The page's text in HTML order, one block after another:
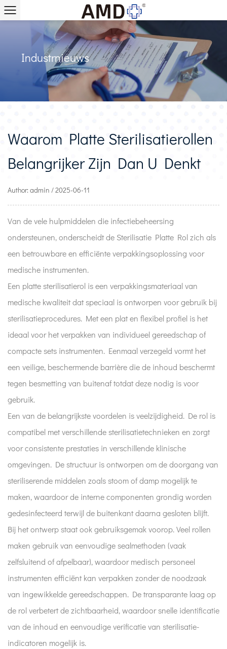
Industrnieuws
Waarom Platte Sterilisatierollen
Belangrijker Zijn Dan U Denkt
Author: admin / 2025-06-11
Van de vele hulpmiddelen die infectiebeheersing
ondersteunen, onderscheidt de Sterilisatie Platte Rol zich als
een betrouwbare en efficiënte verpakkingsoplossing voor
medische instrumenten.
Een platte sterilisatierol is een verpakkingsmateriaal van
medische kwaliteit dat speciaal is ontworpen voor gebruik bij
sterilisatieprocedures. Met een plat en flexibel profiel is het
ideaal voor het verpakken van individueel gereedschap of
compacte sets instrumenten. Eenmaal verzegeld vormt het
een veilige, beschermende barrière die de inhoud beschermt
tegen besmetting van buitenaf totdat deze nodig is voor
gebruik.
Een van de belangrijkste voordelen is veelzijdigheid. De rol is
compatibel met verschillende sterilisatietechnieken en zorgt
voor consistente prestaties in verschillende klinische
omgevingen. De structuur is ontworpen om de doorgang van
steriliserende middelen zoals stoom of damp mogelijk te
maken, waardoor de interne componenten grondig worden
gedesinfecteerd terwijl de buitenkant daarna gesloten blijft.
Bij het ontwerp staat ook gebruiksgemak voorop. Veel rollen
maken gebruik van eenvoudige sealmethoden (vaak
zelfsluitend of afpelbaar), waardoor medisch personeel
instrumenten efficiënt kan verpakken zonder de noodzaak
van ingewikkelde gereedschappen. De transparante laag op
de rol verbetert de zichtbaarheid, waardoor snelle identificatie
van de inhoud en eenvoudige verificatie van sterilisatie-
indicatoren mogelijk is.